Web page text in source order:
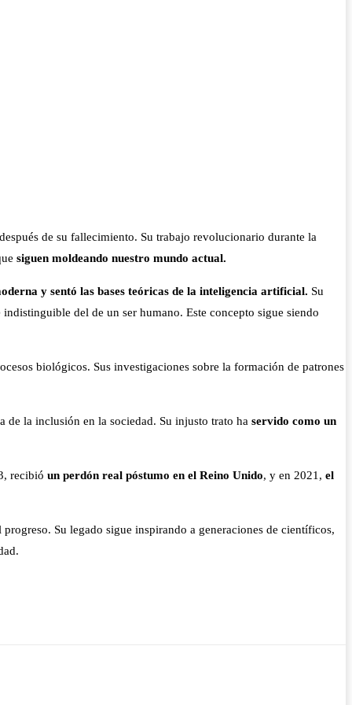
de su fallecimiento. Su trabajo revolucionario durante la
siguen moldeando nuestro mundo actual.
y sentó las bases teóricas de la inteligencia artificial. Su
del de un ser humano. Este concepto sigue siendo
biológicos. Sus investigaciones sobre la formación de patrones
la inclusión en la sociedad. Su injusto trato ha servido como un
recibió un perdón real póstumo en el Reino Unido, y en 2021, el
Su legado sigue inspirando a generaciones de científicos,